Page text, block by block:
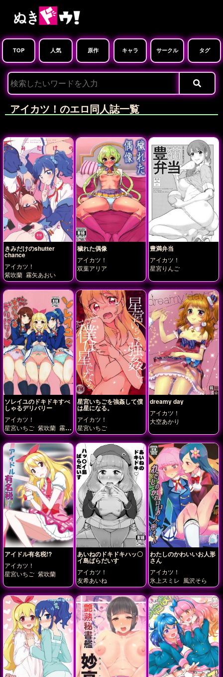
TOP 人気 原作 キャラ サークル タグ
アイカツ！のエロ同人誌一覧
きみだけのshutter
chance
アイカツ！
紫吹蘭 霧矢あおい
穢れた偶像
アイカツ！
双葉アリア
豊満弁当
アイカツ！
星宮りんご
ソレイユのドキドキすべ
しゃるデリバリー
アイカツ！
星宮いちご 紫吹蘭 霧矢
あおい
星宮いちごを強姦して僕
は星になる。
アイカツ！
星宮いちご
dreamy day
アイカツ！
大空あかり
アイドル有名税!?
アイカツ！
星宮いちご 紫吹蘭
あいねのドキドキハッ〇
イ島ぱらだいす
アイカツ！
友希あいね
わたしのかわいいお人形
さん
アイカツ！
氷上スミレ 風沢そら